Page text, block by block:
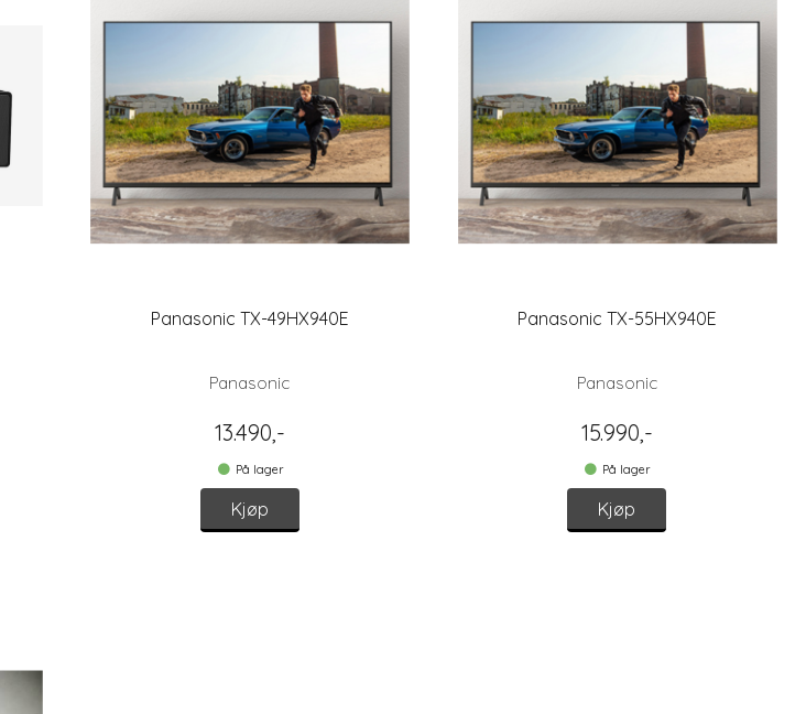
Panasonic TX-49HX940E
Panasonic
13.490,-
På lager
Kjøp
Panasonic TX-55HX940E
Panasonic
15.990,-
På lager
Kjøp